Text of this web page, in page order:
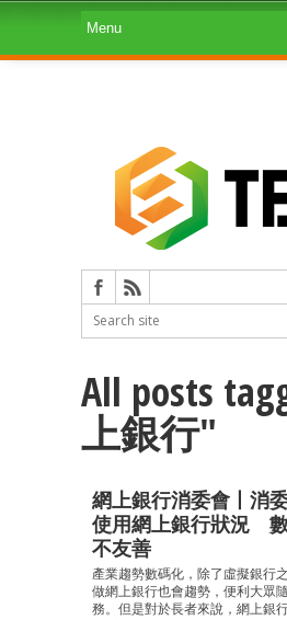
All posts
上銀行"
網上銀行消委會丨消
使用網上銀行狀況
不友善
產業趨勢數碼化，除了虛擬銀行
做網上銀行也會趨勢，便利大眾
務。但是對於長者來說，網上銀